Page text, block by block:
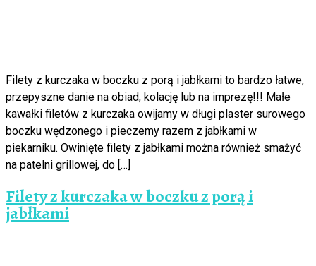
Filety z kurczaka w boczku z porą i jabłkami to bardzo łatwe,
przepyszne danie na obiad, kolację lub na imprezę!!! Małe
kawałki filetów z kurczaka owijamy w długi plaster surowego
boczku wędzonego i pieczemy razem z jabłkami w
piekarniku. Owinięte filety z jabłkami można również smażyć
na patelni grillowej, do […]
Filety z kurczaka w boczku z porą i
jabłkami